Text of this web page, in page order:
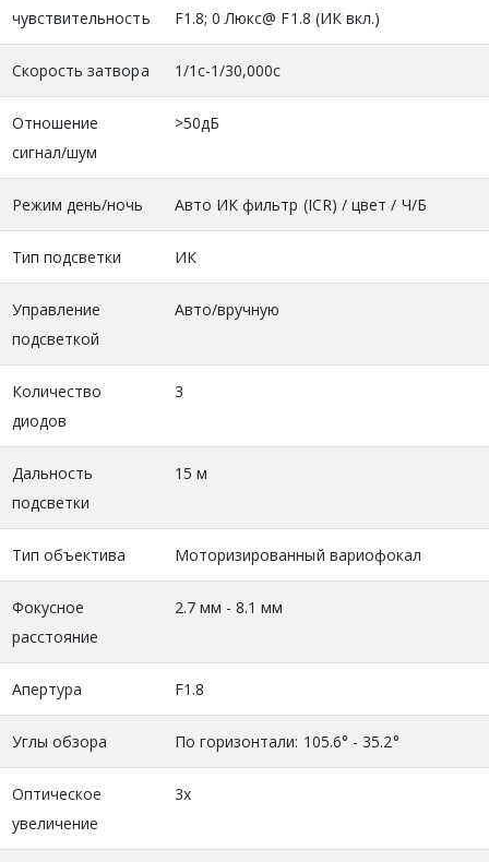
чувствительность
F1.8; 0 Люкс@ F1.8 (ИК вкл.)
Скорость затвора 1/1с-1/30,000с
Отношение
сигнал/шум
>50дБ
Режим день/ночь Авто ИК фильтр (ICR) / цвет / Ч/Б
Тип подсветки ИК
Управление
подсветкой
Авто/вручную
Количество
диодов
3
Дальность
подсветки
15 м
Тип объектива Моторизированный вариофокал
Фокусное
расстояние
2.7 мм - 8.1 мм
Апертура F1.8
Углы обзора По горизонтали: 105.6° - 35.2°
Оптическое
увеличение
3х